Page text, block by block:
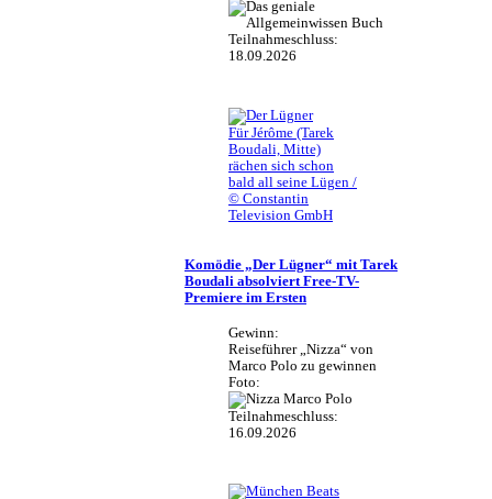
Teilnahmeschluss:
18.09.2026
Für Jérôme (Tarek
Boudali, Mitte)
rächen sich schon
bald all seine Lügen /
© Constantin
Television GmbH
Komödie „Der Lügner“ mit Tarek
Boudali absolviert Free-TV-
Premiere im Ersten
Gewinn:
Reiseführer „Nizza“ von
Marco Polo zu gewinnen
Foto:
Teilnahmeschluss:
16.09.2026